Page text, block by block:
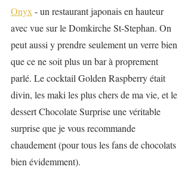
Onyx - un restaurant japonais en hauteur
avec vue sur le Domkirche St-Stephan. On
peut aussi y prendre seulement un verre bien
que ce ne soit plus un bar à proprement
parlé. Le cocktail Golden Raspberry était
divin, les maki les plus chers de ma vie, et le
dessert Chocolate Surprise une véritable
surprise que je vous recommande
chaudement (pour tous les fans de chocolats
bien évidemment).